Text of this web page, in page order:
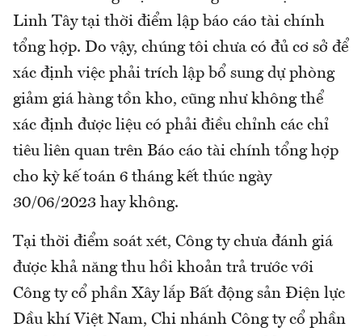
Linh Tây tại thời điểm lập báo cáo tài chính
tổng hợp. Do vậy, chúng tôi chưa có đủ cơ sở để
xác định việc phải trích lập bổ sung dự phòng
giảm giá hàng tồn kho, cũng như không thể
xác định được liệu có phải điều chỉnh các chỉ
tiêu liên quan trên Báo cáo tài chính tổng hợp
cho kỳ kế toán 6 tháng kết thúc ngày
30/06/2023 hay không.
Tại thời điểm soát xét, Công ty chưa đánh giá
được khả năng thu hồi khoản trả trước với
Công ty cổ phần Xây lắp Bất động sản Điện lực
Dầu khí Việt Nam, Chi nhánh Công ty cổ phần